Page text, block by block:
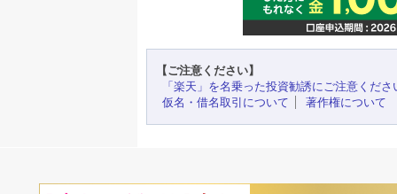
【ご注意ください】
「楽天」を名乗った投資勧誘にご注意くださ
仮名・借名取引について
著作権について